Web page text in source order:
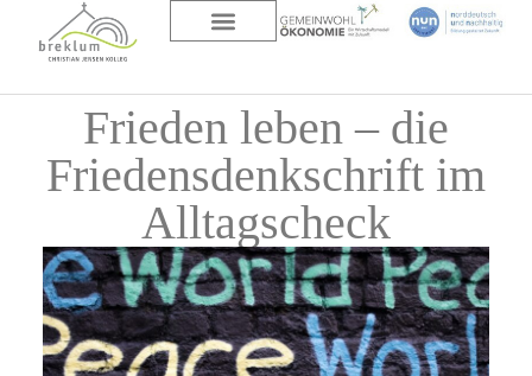
Frieden leben – die
Friedensdenkschrift im
Alltagscheck